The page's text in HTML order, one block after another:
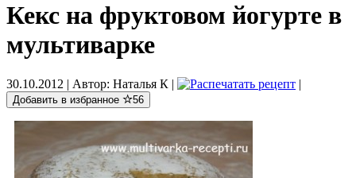
Кекс на фруктовом йогурте в
мультиварке
30.10.2012 | Автор: Наталья К | |
Добавить в избранное 56